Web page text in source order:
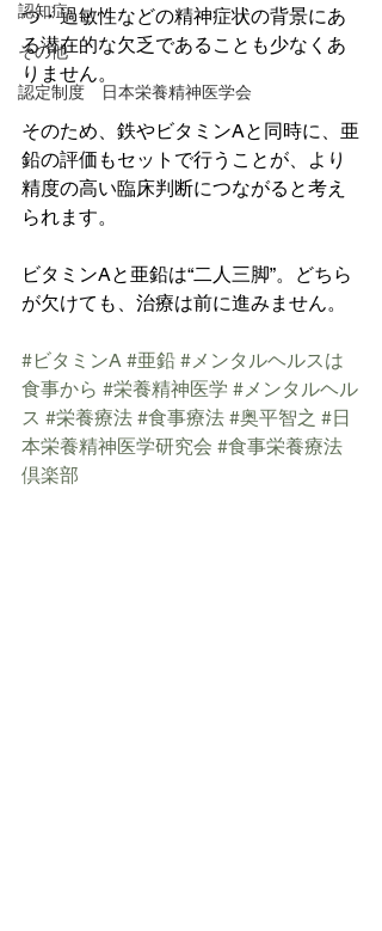
認知症
その他
認定制度 日本栄養精神医学会
つ・過敏性などの精神症状の背景にあ
る潜在的な欠乏であることも少なくあ
りません。
そのため、鉄やビタミンAと同時に、亜
鉛の評価もセットで行うことが、より
精度の高い臨床判断につながると考え
られます。
ビタミンAと亜鉛は“二人三脚”。どちら
が欠けても、治療は前に進みません。
#ビタミンA #亜鉛 #メンタルヘルスは
食事から #栄養精神医学 #メンタルヘル
ス #栄養療法 #食事療法 #奥平智之 #日
本栄養精神医学研究会 #食事栄養療法
倶楽部